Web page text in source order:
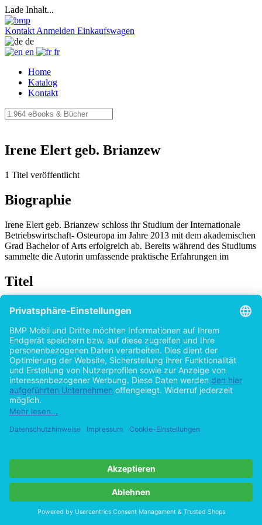
Lade Inhalt...
Kontakt Anmelden Einkaufswagen
de
en
fr
Home
Katalog
Kontakt
Irene Elert geb. Brianzew
1 Titel veröffentlicht
Biographie
Irene Elert geb. Brianzew schloss ihr Studium der Internationale
Betriebswirtschaft- Osteuropa im Jahre 2013 mit dem akademischen
Grad Bachelor of Arts erfolgreich ab. Bereits während des Studiums
sammelte die Autorin umfassende praktische Erfahrungen im
Titel
Social Media Monitoring: Den digitalen
Fußabdruck im Netz überwachen
vonIrene Elert geb. Brianzew (Autor:in) 2015
©2013 Bachelorarbeit 68 Seiten
Hilfe/FAQ
Impressum
Datenschutz
Copyright ©Imprint in der Bedey & Thoms Media GmbH powered
Cookie-Einstellungen